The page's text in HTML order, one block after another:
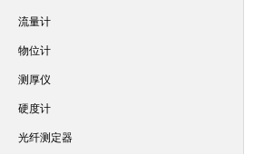
流量计
物位计
测厚仪
硬度计
光纤测定器